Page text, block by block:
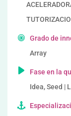
Grado de
Array
Fase en la
Idea, Seed |